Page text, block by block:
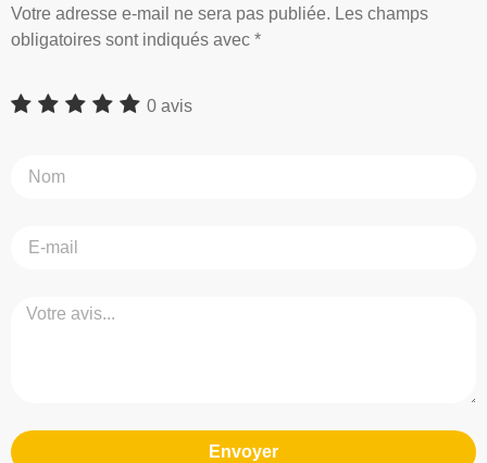
Votre adresse e-mail ne sera pas publiée. Les champs
obligatoires sont indiqués avec *
0 avis
Envoyer